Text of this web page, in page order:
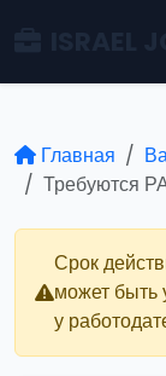
Главная
Требуются
Срок
может быть
у